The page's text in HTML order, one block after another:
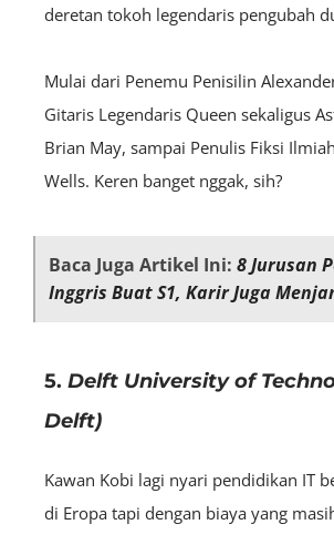
deretan tokoh legendaris pengubah
Mulai dari Penemu Penisilin
Gitaris Legendaris Queen sekaligus
Brian May, sampai Penulis Fiksi
Wells. Keren banget nggak, sih?
Baca Juga Artikel Ini: 8 Jurusan
Inggris Buat S1, Karir Juga
5. Delft University of
Delft)
Kawan Kobi lagi nyari pendidikan IT
di Eropa tapi dengan biaya yang